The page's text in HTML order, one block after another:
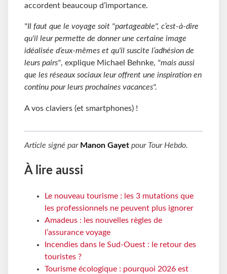
accordent beaucoup d’importance.
"Il faut que le voyage soit "partageable", c’est-à-dire
qu'il leur permette de donner une certaine image
idéalisée d’eux-mêmes et qu'il suscite l’adhésion de
leurs pairs", explique Michael Behnke, "mais aussi
que les réseaux sociaux leur offrent une inspiration en
continu pour leurs prochaines vacances".
A vos claviers (et smartphones) !
Article signé par Manon Gayet pour Tour Hebdo.
À lire aussi
Le nouveau tourisme : les 3 mutations que
les professionnels ne peuvent plus ignorer
Amadeus : les nouvelles règles de
l’assurance voyage
Incendies dans le Sud-Ouest : le retour des
touristes ?
Tourisme écologique : pourquoi 2026 est